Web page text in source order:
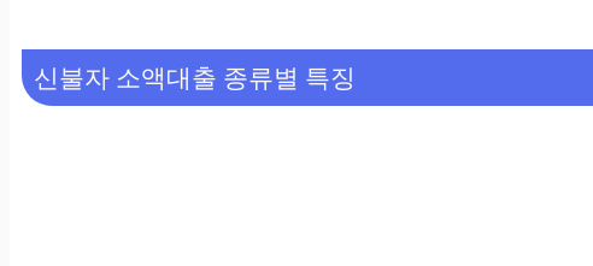
신불자 소액대출 종류별 특징